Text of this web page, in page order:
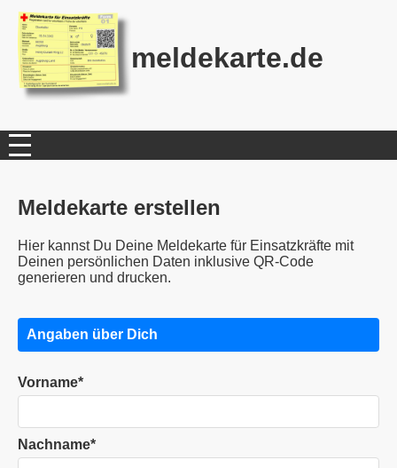
meldekarte.de
Meldekarte erstellen
Hier kannst Du Deine Meldekarte für Einsatzkräfte mit
Deinen persönlichen Daten inklusive QR-Code
generieren und drucken.
Angaben über Dich
Vorname*
Nachname*